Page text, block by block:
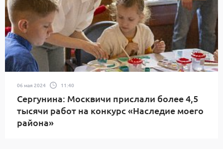
06 мая 2024 11:40
Сергунина: Москвичи прислали более 4,5
тысячи работ на конкурс «Наследие моего
района»